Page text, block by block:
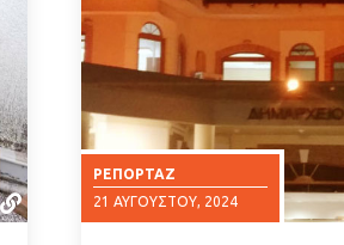
ΡΕΠΟΡΤΆΖ
21 ΑΥΓΟΎΣΤΟΥ, 2024